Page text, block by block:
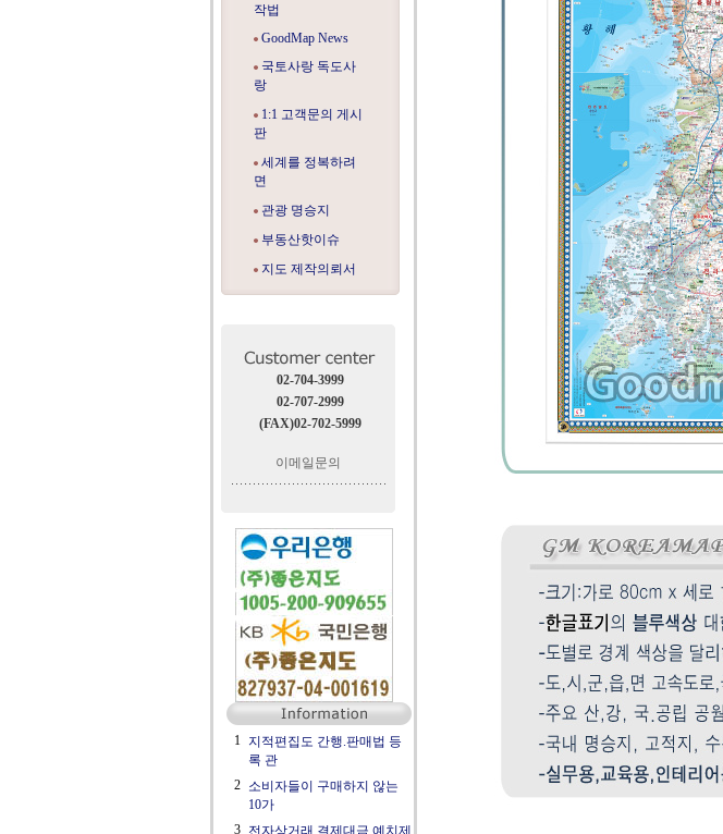
작법
GoodMap News
국토사랑 독도사
랑
1:1 고객문의 게시
판
세계를 정복하려
면
관광 명승지
부동산핫이슈
지도 제작의뢰서
02-704-3999
02-707-2999
(FAX)02-702-5999
이메일문의
1 지적편집도 간행.판매법 등
록 관
2 소비자들이 구매하지 않는
10가
3 전자상거래 결제대금 예치제